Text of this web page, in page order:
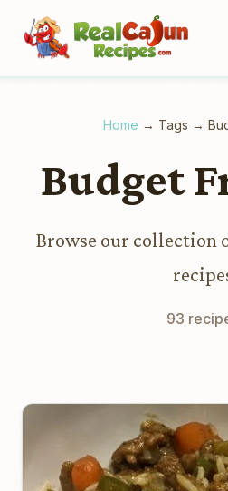
Home → Tags →
Budget
Browse our collection
93